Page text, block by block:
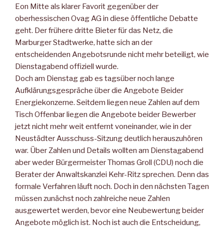
Eon Mitte als klarer Favorit gegenüber der
oberhessischen Ovag AG in diese öffentliche Debatte
geht. Der frühere dritte Bieter für das Netz, die
Marburger Stadtwerke, hatte sich an der
entscheidenden Angebotsrunde nicht mehr beteiligt, wie
Dienstagabend offiziell wurde.
Doch am Dienstag gab es tagsüber noch lange
Aufklärungsgespräche über die Angebote Beider
Energiekonzerne. Seitdem liegen neue Zahlen auf dem
Tisch Offenbar liegen die Angebote beider Bewerber
jetzt nicht mehr weit entfernt voneinander, wie in der
Neustädter Ausschuss-Sitzung deutlich herauszuhören
war. Über Zahlen und Details wollten am Dienstagabend
aber weder Bürgermeister Thomas Groll (CDU) noch die
Berater der Anwaltskanzlei Kehr-Ritz sprechen. Denn das
formale Verfahren läuft noch. Doch in den nächsten Tagen
müssen zunächst noch zahlreiche neue Zahlen
ausgewertet werden, bevor eine Neubewertung beider
Angebote möglich ist. Noch ist auch die Entscheidung,